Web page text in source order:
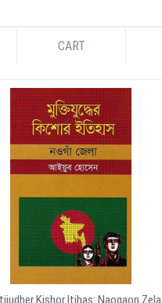
CART
Kishor Itihas: Naogaon Zela